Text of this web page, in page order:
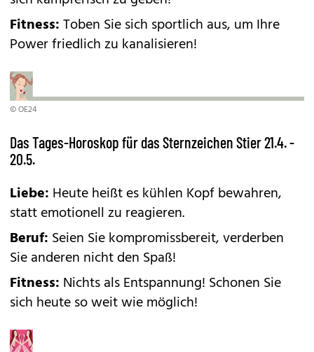
Fitness:Toben Sie sich sportlich aus, um Ihre
Power friedlich zu kanalisieren!
© OE24
Das Tages-Horoskop für das Sternzeichen Stier 21.4. -
20.5.
Liebe: Heute heißt es kühlen Kopf bewahren,
statt emotionell zu reagieren.
Beruf: Seien Sie kompromissbereit, verderben
Sie anderen nicht den Spaß!
Fitness: Nichts als Entspannung! Schonen Sie
sich heute so weit wie möglich!